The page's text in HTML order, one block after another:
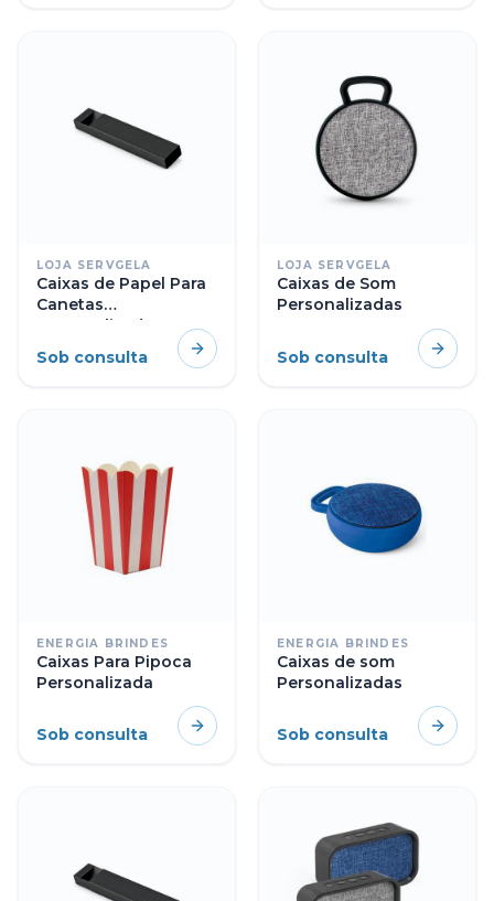
LOJA SERVGELA
Caixas de Papel Para
Canetas
Personalizadas
Sob consulta
LOJA SERVGELA
Caixas de Som
Personalizadas
Sob consulta
ENERGIA BRINDES
Caixas Para Pipoca
Personalizada
Sob consulta
ENERGIA BRINDES
Caixas de som
Personalizadas
Sob consulta